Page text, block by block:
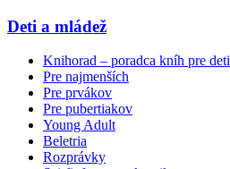
Deti a mládež
Knihorad – poradca kníh pre deti
Pre najmenších
Pre prvákov
Pre pubertiakov
Young Adult
Beletria
Rozprávky